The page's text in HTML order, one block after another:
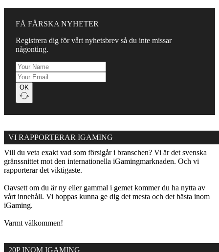
FÅ FÄRSKA NYHETER
Registrera dig för vårt nyhetsbrev så du inte missar
någonting.
OK
VI RAPPORTERAR IGAMING
Vill du veta exakt vad som försigår i branschen? Vi är det svenska
gränssnittet mot den internationella iGamingmarknaden. Och vi
rapporterar det viktigaste.
Oavsett om du är ny eller gammal i gemet kommer du ha nytta av
vårt innehåll. Vi hoppas kunna ge dig det mesta och det bästa inom
iGaming.
Varmt välkommen!
20P INOM IGAMING